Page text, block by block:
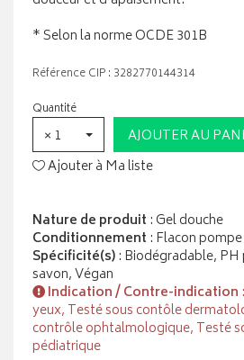
* Selon la norme OCDE 301B
Référence CIP : 3282770144314
Quantité
× 1
AJOUTER AU
Ajouter à Ma liste
Nature de produit : Gel douche
Conditionnement : Flacon pompe
Spécificité(s): Biodégradable,
savon, Végan
Indication / Contre-indication
yeux, Testé sous contôle
contrôle ophtalmologique, Testé
pédiatrique